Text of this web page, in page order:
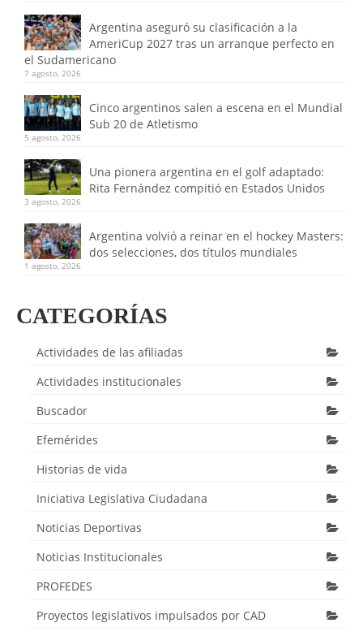
Argentina aseguró su clasificación a la
AmeriCup 2027 tras un arranque perfecto en
el Sudamericano
7 agosto, 2026
Cinco argentinos salen a escena en el Mundial
Sub 20 de Atletismo
5 agosto, 2026
Una pionera argentina en el golf adaptado:
Rita Fernández compitió en Estados Unidos
3 agosto, 2026
Argentina volvió a reinar en el hockey Masters:
dos selecciones, dos títulos mundiales
1 agosto, 2026
CATEGORÍAS
Actividades de las afiliadas
Actividades institucionales
Buscador
Efemérides
Historias de vida
Iniciativa Legislativa Ciudadana
Noticias Deportivas
Noticias Institucionales
PROFEDES
Proyectos legislativos impulsados por CAD